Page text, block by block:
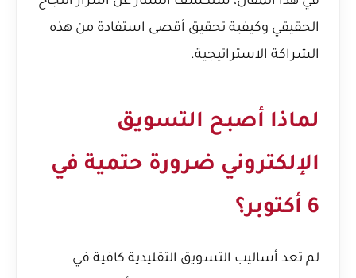
الحقيقي وكيفية تحقيق أقصى استفادة من هذه
الشراكة الاستراتيجية.
لماذا أصبح التسويق
الإلكتروني ضرورة حتمية في
6 أكتوبر؟
لم تعد أساليب التسويق التقليدية كافية في